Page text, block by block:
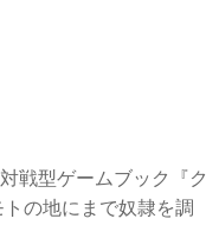
戦型ゲームブック『ク
の地にまで奴隷を調